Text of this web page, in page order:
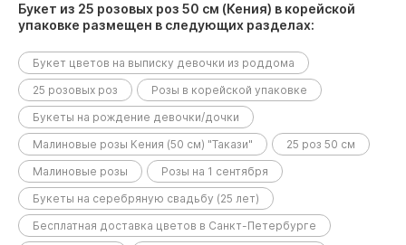
Букет из 25 розовых роз 50 см (Кения) в корейской
упаковке размещен в следующих разделах:
Букет цветов на выписку девочки из роддома
25 розовых роз
Розы в корейской упаковке
Букеты на рождение девочки/дочки
Малиновые розы Кения (50 см) "Такази"
25 роз 50 см
Малиновые розы
Розы на 1 сентября
Букеты на серебряную свадьбу (25 лет)
Бесплатная доставка цветов в Санкт-Петербурге